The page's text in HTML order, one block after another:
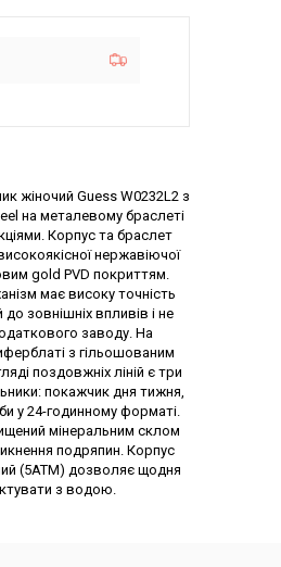
жіночий Guess W0232L2 з
на металевому браслеті
Корпус та браслет
нержавіючої
gold PVD покриттям.
має високу точність
до зовнішніх впливів і не
заводу. На
з гільошованим
поздовжніх ліній є три
покажчик дня тижня,
у 24-годинному форматі.
мінеральним склом
подряпин. Корпус
(5АТМ) дозволяє щодня
з водою.